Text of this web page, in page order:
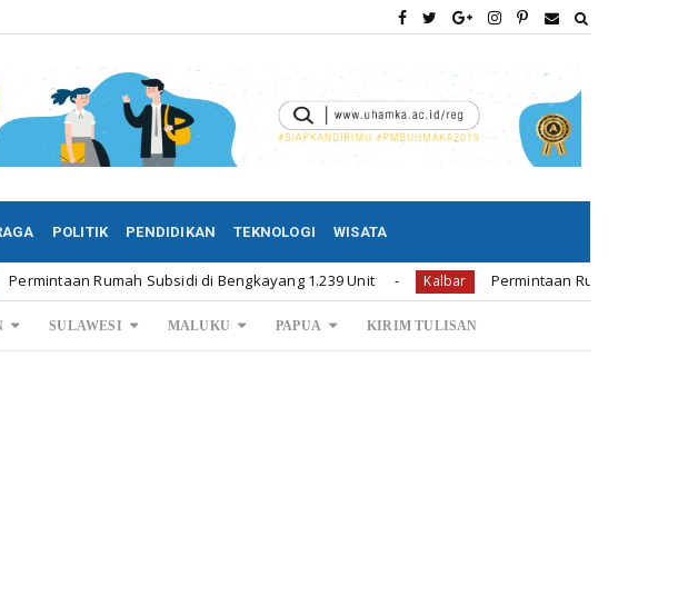
POLITIK PENDIDIKAN TEKNOLOGI WISATA
Subsidi di Bengkayang 1.239 Unit Kalbar Permintaan Rumah Subsidi di Bengkayang
SULAWESI MALUKU PAPUA KIRIM TULISAN